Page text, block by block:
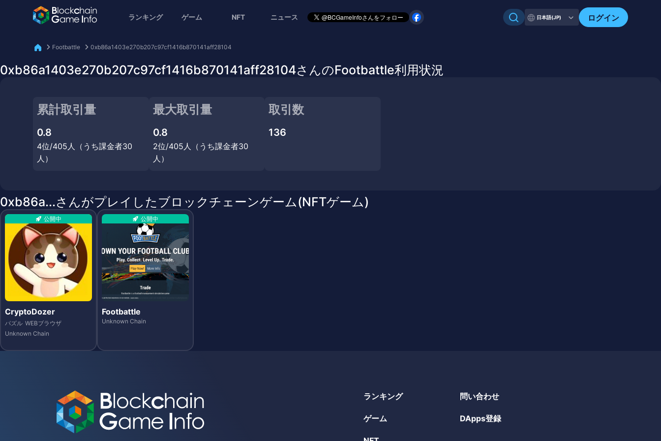
ランキング ゲーム NFT ニュース 日本語(JP) ログイン
自分のアセットを確認
Footbattle 0xb86a1403e270b207c97cf1416b870141aff28104
0xb86a1403e270b207c97cf1416b870141aff28104さんのFootbattle利用状況
累計取引量
0.8
4位/405人（うち課金者30
人）
最大取引量
0.8
2位/405人（うち課金者30
人）
取引数
136
0xb86a...さんがプレイしたブロックチェーンゲーム(NFTゲーム)
公開中
CryptoDozer
パズル WEBブラウザ
Unknown Chain
公開中
Footbattle
Unknown Chain
ランキング
ゲーム
問い合わせ
DApps登録